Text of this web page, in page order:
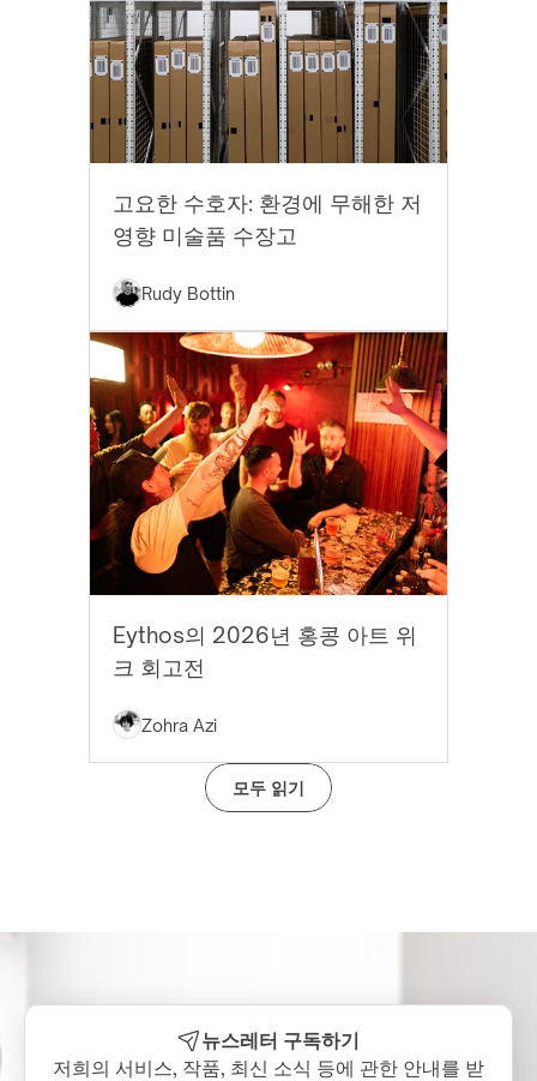
고요한 수호자: 환경에 무해한 저
영향 미술품 수장고
Rudy Bottin
Eythos의 2026년 홍콩 아트 위
크 회고전
Zohra Azi
모두 읽기
뉴스레터 구독하기
저희의 서비스, 작품, 최신 소식 등에 관한 안내를 받